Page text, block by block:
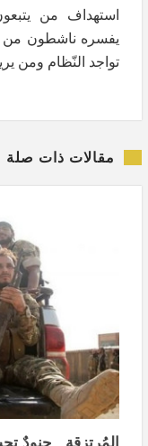
استهداف من
يفسره ناشطون من
تواجد النّظام ومن
مقالات ذات صلة